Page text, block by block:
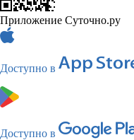
Приложение Суточно.ру
Доступно в
Доступно в